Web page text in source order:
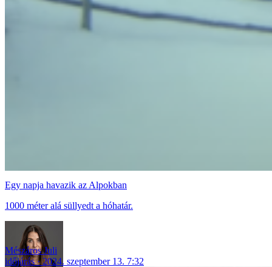
Egy napja havazik az Alpokban
1000 méter alá süllyedt a hóhatár.
Mészáros Juli
időjárás
2024. szeptember 13. 7:32